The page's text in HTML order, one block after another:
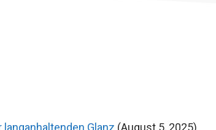
Glanz (August 5, 2025)